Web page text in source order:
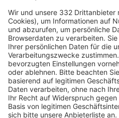
HÄUFIG BESUCHTE
Pässe und Vereinswechsel
Trainerausbildung
Schulungsangebot
BFV-Geschäftsstellen
Trainerbörse
Login SpielPlus